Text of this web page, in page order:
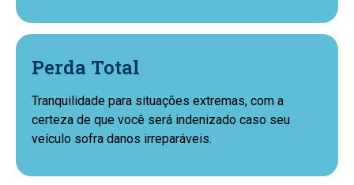
Perda Total
Tranquilidade para situações extremas, com a
certeza de que você será indenizado caso seu
veículo sofra danos irreparáveis.